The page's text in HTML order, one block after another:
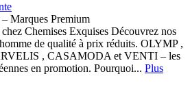
Marques Premium
Chemises Exquises Découvrez nos
de qualité à prix réduits. OLYMP ,
, CASAMODA et VENTI – les
en promotion. Pourquoi... Plus